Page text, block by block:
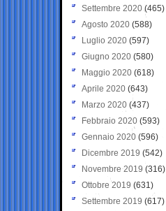
Settembre 2020(465)
Agosto 2020 (588)
Luglio 2020 (597)
Giugno 2020 (580)
Maggio 2020 (618)
Aprile 2020 (643)
Marzo 2020 (437)
Febbraio 2020 (593)
Gennaio 2020 (596)
Dicembre 2019 (542)
Novembre 2019 (316)
Ottobre 2019 (631)
Settembre 2019 (617)